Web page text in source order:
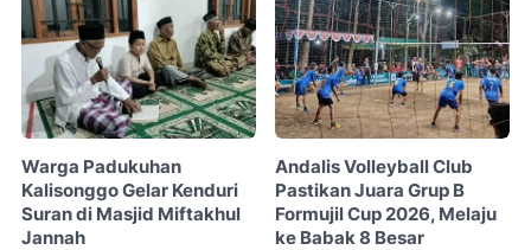
Warga Padukuhan
Kalisonggo Gelar Kenduri
Suran di Masjid Miftakhul
Jannah
Andalis Volleyball Club
Pastikan Juara Grup B
Formujil Cup 2026, Melaju
ke Babak 8 Besar